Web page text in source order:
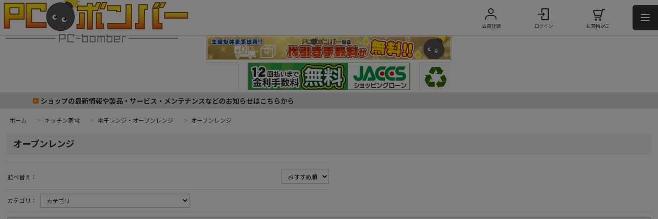
会員登録 ログイン お買物かご
ショップの最新情報や製品・サービス・メンテナンスなどのお知らせはこちらから
ホーム > キッチン家電 > 電子レンジ・オーブンレンジ > オーブンレンジ
オーブンレンジ
並べ替え：
カテゴリ：